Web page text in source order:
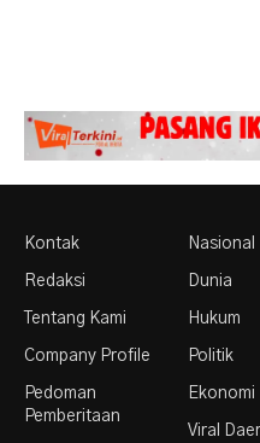
Kontak
Redaksi
Tentang Kami
Company Profile
Pedoman
Pemberitaan
Nasional
Dunia
Hukum
Politik
Ekonomi
Viral